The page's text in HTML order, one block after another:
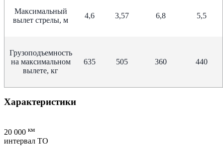
Максимальный
вылет стрелы, м
4,6 3,57 6,8 5,5
Грузоподъемность
на максимальном
вылете, кг
635 505 360 440
Характеристики
20 000 км
интервал ТО